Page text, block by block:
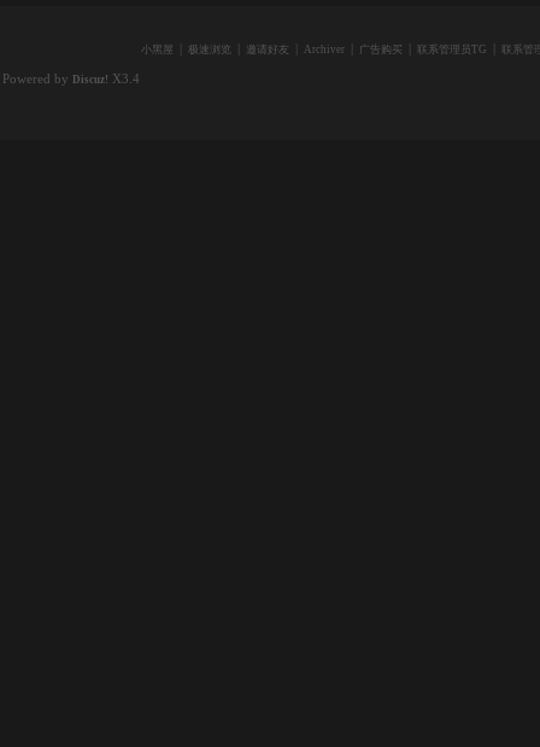
小黑屋 极速浏览 邀请好友 Archiver 广告购买 联系管理员TG 联系管
Powered by Discuz! X3.4